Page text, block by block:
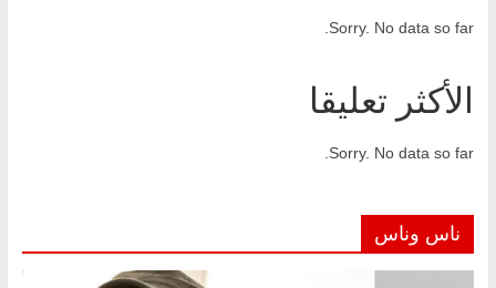
Sorry. No data so far.
الأكثر تعليقا
Sorry. No data so far.
ناس وناس